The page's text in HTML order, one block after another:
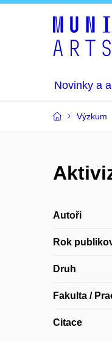
Novinky a
Výzkum
Autoři
Rok
Druh
Fakulta /
Citace